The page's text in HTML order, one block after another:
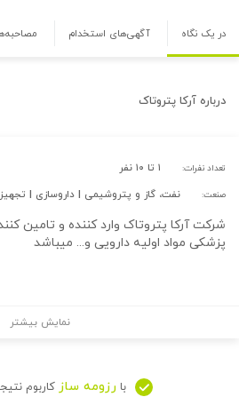
در یک نگاه آگهی‌های استخدام
درباره آرکا پتروتاک
تعداد نفرات: ۱ تا ۱۰ نفر
صنعت: نفت، گاز و پتروشیمی | داروسازی |
شرکت آرکا پتروتاک وارد کننده و تامین
پزشکی مواد اولیه دارویی و... میباشد
نمایش بیشتر
با رزومه ساز کاربوم